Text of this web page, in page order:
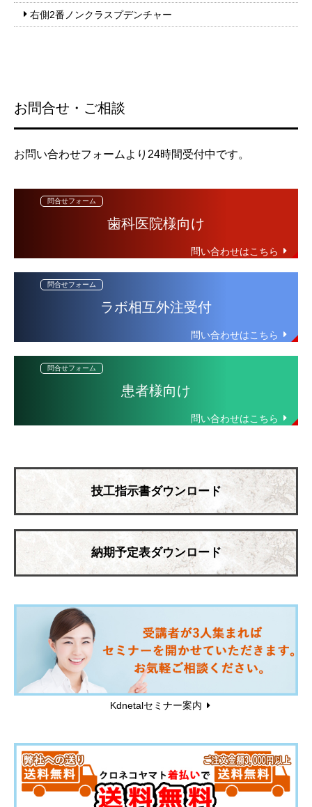
右側2番ノンクラスプデンチャー
お問合せ・ご相談
お問い合わせフォームより24時間受付中です。
歯科医院様向け
ラボ相互外注受付
患者様向け
技工指示書ダウンロード
納期予定表ダウンロード
Kdnetalセミナー案内